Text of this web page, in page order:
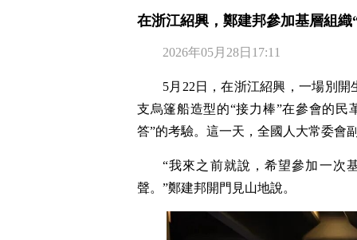
在浙江紹興，鄭建邦參加基層組
2026年05月28日17:11
5月22日，在浙江紹興，一場別
支烏篷船造型的“接力棒”在參會的民
答”的考驗。這一天，全國人大常委會
“我來之前就說，希望參加一次
聲。”鄭建邦開門見山地說。